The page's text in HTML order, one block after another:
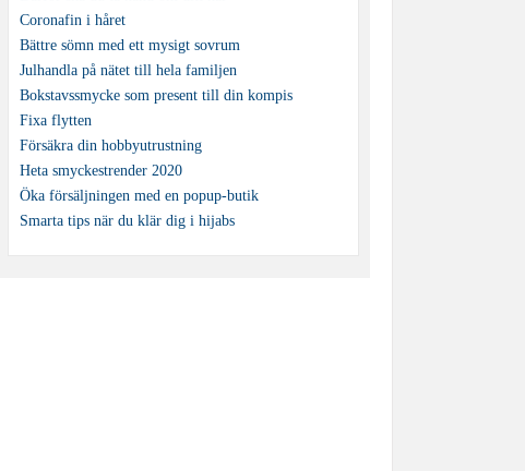
Coronafin i håret
Bättre sömn med ett mysigt sovrum
Julhandla på nätet till hela familjen
Bokstavssmycke som present till din kompis
Fixa flytten
Försäkra din hobbyutrustning
Heta smyckestrender 2020
Öka försäljningen med en popup-butik
Smarta tips när du klär dig i hijabs